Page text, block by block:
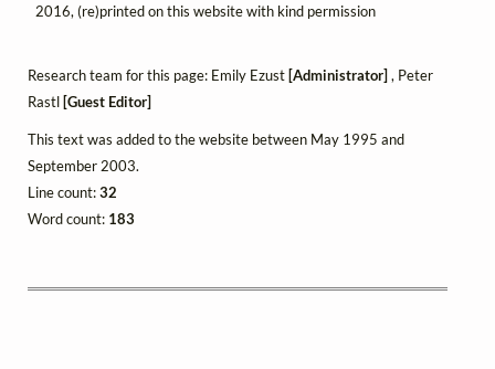
2016, (re)printed on this website with kind permission
Research team for this page: Emily Ezust [Administrator] , Peter
Rastl [Guest Editor]
This text was added to the website between May 1995 and
September 2003.
Line count:32
Word count: 183